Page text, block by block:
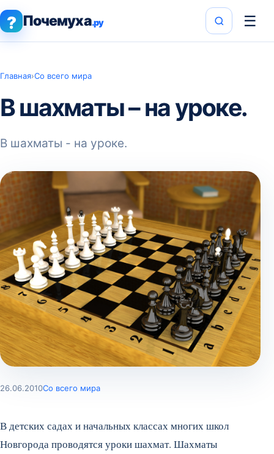
? Почемуха.ру ☰
Главная›Со всего мира
В шахматы – на уроке.
В шахматы - на уроке.
26.06.2010Со всего мира
В детских садах и начальных классах многих школ
Новгорода проводятся уроки шахмат. Шахматы